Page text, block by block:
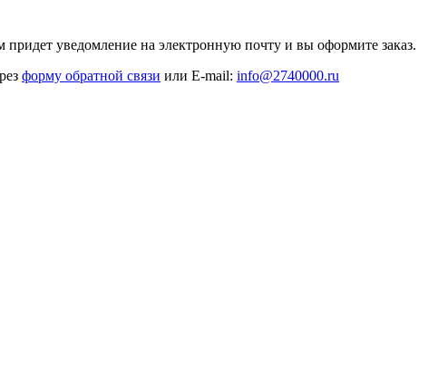
уведомление на электронную почту и вы оформите заказ.
форму обратной связи или E-mail: info@2740000.ru